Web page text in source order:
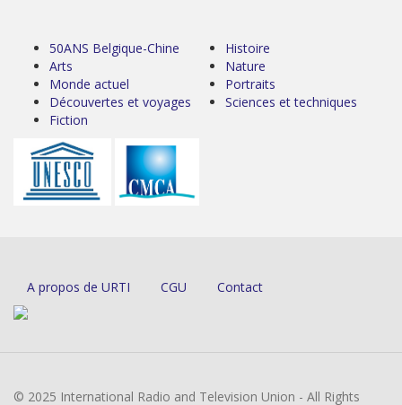
50ANS Belgique-Chine
Arts
Monde actuel
Découvertes et voyages
Fiction
Histoire
Nature
Portraits
Sciences et techniques
A propos de URTI CGU Contact
© 2025 International Radio and Television Union - All Rights